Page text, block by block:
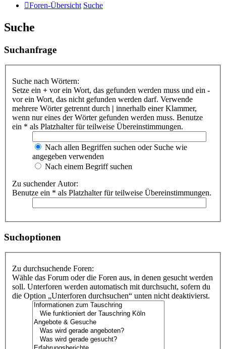
Foren-Übersicht Suche
Suche
Suchanfrage
Suche nach Wörtern:
Setze ein + vor ein Wort, das gefunden werden muss und ein -
vor ein Wort, das nicht gefunden werden darf. Verwende
mehrere Wörter getrennt durch | innerhalb einer Klammer,
wenn nur eines der Wörter gefunden werden muss. Benutze
ein * als Platzhalter für teilweise Übereinstimmungen.
Nach allen Begriffen suchen oder Suche wie
angegeben verwenden
Nach einem Begriff suchen
Zu suchender Autor:
Benutze ein * als Platzhalter für teilweise Übereinstimmungen.
Suchoptionen
Zu durchsuchende Foren:
Wähle das Forum oder die Foren aus, in denen gesucht werden
soll. Unterforen werden automatisch mit durchsucht, sofern du
die Option „Unterforen durchsuchen“ unten nicht deaktivierst.